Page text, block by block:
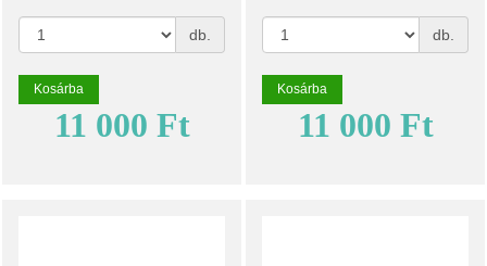
db.
Kosárba
11 000 Ft
db.
Kosárba
11 000 Ft